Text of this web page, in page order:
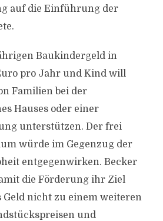
auf die Einführung der
Baukindergeld in
pro Jahr und Kind will
Familien bei der
Hauses oder einer
unterstützen. Der frei
würde im Gegenzug der
entgegenwirken. Becker
die Förderung ihr Ziel
Geld nicht zu einem weiteren
und